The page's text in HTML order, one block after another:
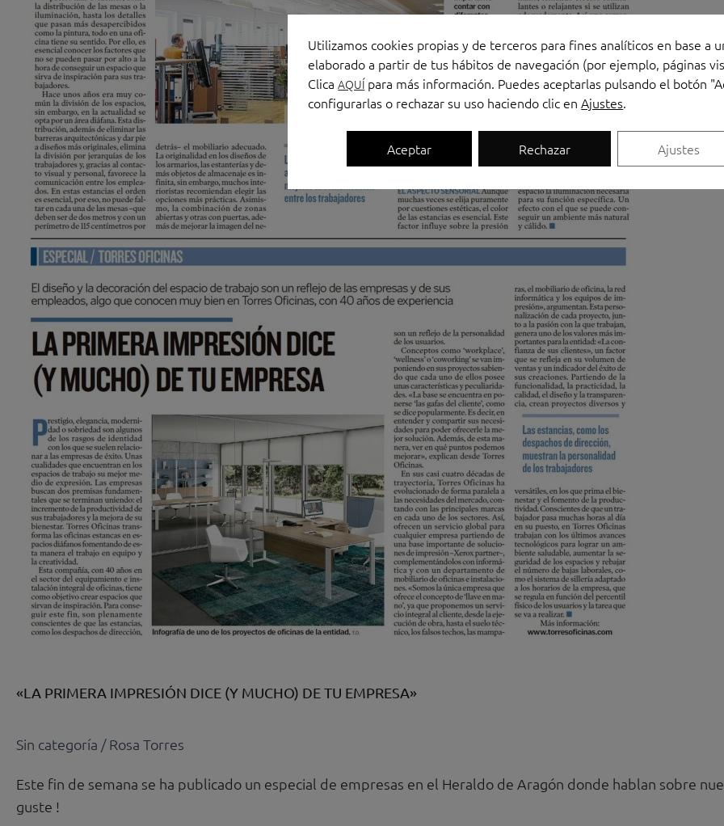
«LA PRIMERA IMPRESIÓN DICE (Y MUCHO) DE TU EMPRESA»
Sin categoría /Rosa Torres
Este fin de semana se ha publicado un especial de empresas en el Heraldo de Aragón donde hablan sobre
guste !
EMPRESA»
Utilizamos cookies propias y de terceros para fines analíticos en base a
elaborado a partir de tus hábitos de navegación (por ejemplo, páginas
ClicaAQUÍpara más información. Puedes aceptarlas pulsando el botón
configurarlas o rechazar su uso haciendo clic enAjustes.
Aceptar Rechazar Ajustes